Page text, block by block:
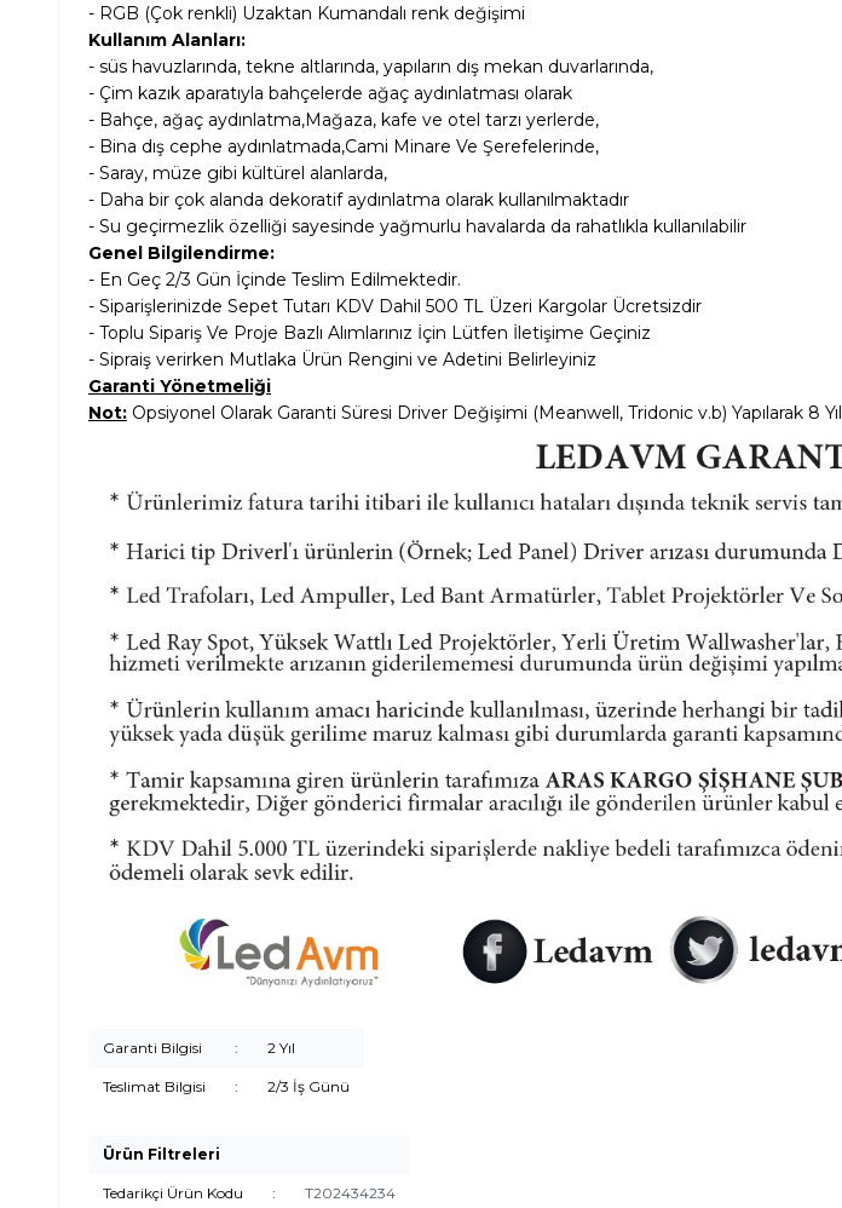
- RGB (Çok renkli) Uzaktan Kumandalı renk değişimi
Kullanım Alanları:
- süs havuzlarında, tekne altlarında, yapıların dış mekan duvarlarında,
- Çim kazık aparatıyla bahçelerde ağaç aydınlatması olarak
- Bahçe, ağaç aydınlatma,Mağaza, kafe ve otel tarzı yerlerde,
- Bina dış cephe aydınlatmada,Cami Minare Ve Şerefelerinde,
- Saray, müze gibi kültürel alanlarda,
- Daha bir çok alanda dekoratif aydınlatma olarak kullanılmaktadır
- Su geçirmezlik özelliği sayesinde yağmurlu havalarda da rahatlıkla kullanılabilir
Genel Bilgilendirme:
- En Geç 2/3 Gün İçinde Teslim Edilmektedir.
- Siparişlerinizde Sepet Tutarı KDV Dahil 500 TL Üzeri Kargolar Ücretsizdir
- Toplu Sipariş Ve Proje Bazlı Alımlarınız İçin Lütfen İletişime Geçiniz
- Sipraiş verirken Mutlaka Ürün Rengini ve Adetini Belirleyiniz
Garanti Yönetmeliği
Not: Opsiyonel Olarak Garanti Süresi Driver Değişimi (Meanwell, Tridonic v.b) Yapılarak 8
Garanti Bilgisi : 2 Yıl
Teslimat Bilgisi : 2/3 İş Günü
Ürün Filtreleri
Tedarikçi Ürün Kodu : T202434234